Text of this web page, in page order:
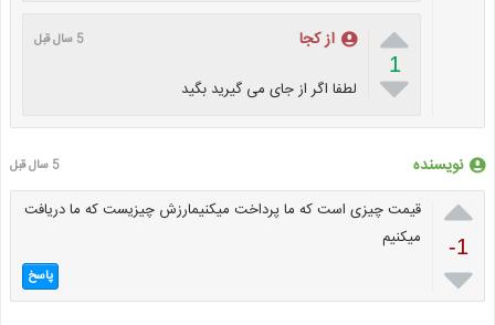

1

از کجا 5 سال قبل
لطفا اگر از جای می گیرید بگید
نویسنده 5 سال قبل

-1

قیمت چیزی است که ما پرداخت میکنیمارزش چیزیست که ما دریافت
میکنیم
پاسخ